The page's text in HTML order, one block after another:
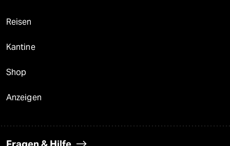
Reisen
Kantine
Shop
Anzeigen